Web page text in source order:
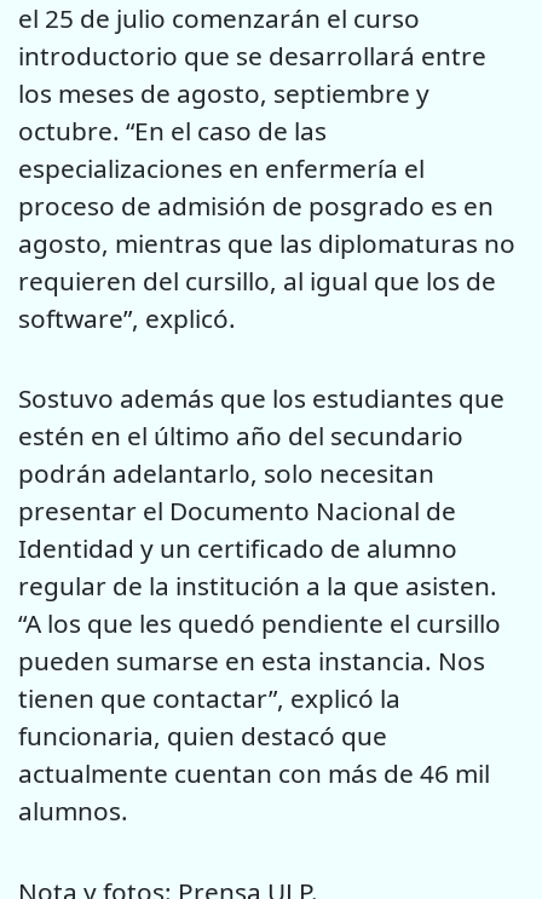
el 25 de julio comenzarán el curso
introductorio que se desarrollará entre
los meses de agosto, septiembre y
octubre. “En el caso de las
especializaciones en enfermería el
proceso de admisión de posgrado es en
agosto, mientras que las diplomaturas no
requieren del cursillo, al igual que los de
software”, explicó.
Sostuvo además que los estudiantes que
estén en el último año del secundario
podrán adelantarlo, solo necesitan
presentar el Documento Nacional de
Identidad y un certificado de alumno
regular de la institución a la que asisten.
“A los que les quedó pendiente el cursillo
pueden sumarse en esta instancia. Nos
tienen que contactar”, explicó la
funcionaria, quien destacó que
actualmente cuentan con más de 46 mil
alumnos.
Nota y fotos: Prensa ULP.